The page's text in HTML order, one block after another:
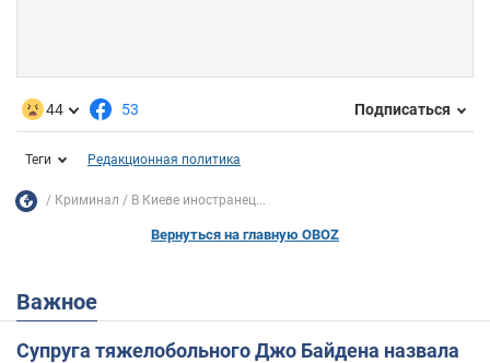
44 53 Подписаться
Теги Редакционная политика
Криминал В Киеве иностранец...
Вернуться на главную OBOZ
Важное
Супруга тяжелобольного Джо Байдена назвала